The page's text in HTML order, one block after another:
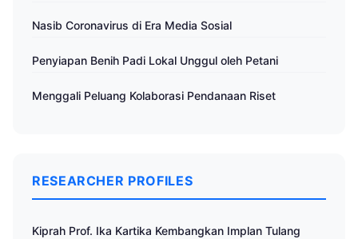
Nasib Coronavirus di Era Media Sosial
Penyiapan Benih Padi Lokal Unggul oleh Petani
Menggali Peluang Kolaborasi Pendanaan Riset
RESEARCHER PROFILES
Kiprah Prof. Ika Kartika Kembangkan Implan Tulang